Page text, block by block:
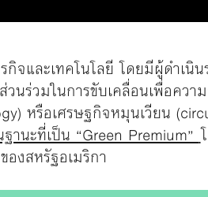
และเทคโนโลยี โดยมีผู้ดำเนิน
วมในการขับเคลื่อนเพื่อความ
หรือเศรษฐกิจหมุนเวียน
านะที่เป็น “Green Premium”
องสหรัฐอเมริกา